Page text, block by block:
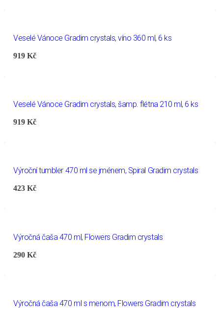
Veselé Vánoce Gradim crystals, víno 360 ml, 6 ks
919Kč
Veselé Vánoce Gradim crystals, šamp. flétna 210 ml, 6 ks
919Kč
Výroční tumbler 470 ml se jménem, Spiral Gradim crystals
423Kč
Výročná čaša 470 ml, Flowers Gradim crystals
290Kč
Výročná čaša 470 ml s menom, Flowers Gradim crystals